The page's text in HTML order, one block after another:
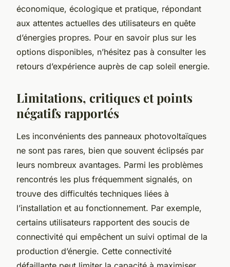
économique, écologique et pratique, répondant
aux attentes actuelles des utilisateurs en quête
d’énergies propres. Pour en savoir plus sur les
options disponibles, n’hésitez pas à consulter les
retours d’expérience auprès de cap soleil energie.
Limitations, critiques et points
négatifs rapportés
Les inconvénients des panneaux photovoltaïques
ne sont pas rares, bien que souvent éclipsés par
leurs nombreux avantages. Parmi les problèmes
rencontrés les plus fréquemment signalés, on
trouve des difficultés techniques liées à
l’installation et au fonctionnement. Par exemple,
certains utilisateurs rapportent des soucis de
connectivité qui empêchent un suivi optimal de la
production d’énergie. Cette connectivité